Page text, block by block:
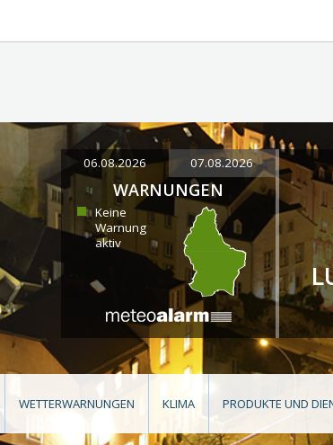
06.08.2026 07.08.2026
WARNUNGEN
Keine
Warnung
aktiv
WETTERWARNUNGEN KLIMA PRODUKTE UND